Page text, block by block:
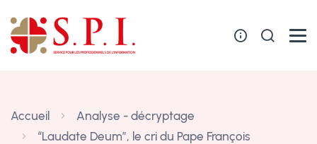
Accueil
Analyse - décryptage
“Laudate Deum”, le cri du Pape François